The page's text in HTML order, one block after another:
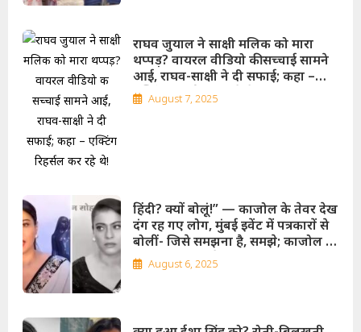
राघव जुयाल ने साक्षी मलिक को मारा
थप्पड़? वायरल वीडियो की सच्चाई सामने
आई, राघव-साक्षी ने दी सफाई; कहा –
एक्टिंग रिहर्सल कर रहे थे!
August 7, 2025
हिंदी? क्यों बोलूं!” — काजोल के तेवर देख
दंग रह गए लोग, मुंबई इवेंट में पत्रकारों से
बोलीं- जिसे समझना है, समझे; काजोल की
वायरल वीडियो से मचा बवाल!
August 6, 2025